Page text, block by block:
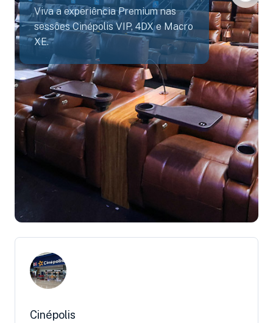
Viva a experiência Premium nas
sessões Cinépolis VIP, 4DX e Macro
XE.
Cinépolis